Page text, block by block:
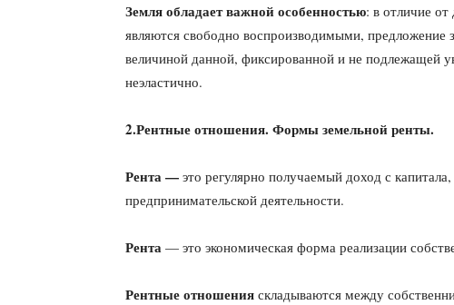
Земля обладает важной особенностью: в отличие
являются свободно воспроизво­димыми, предложение
величиной данной, фиксированной и не подлежащей
неэластично.
2.Рентные отношения. Формы земельной ренты.
Рента — это регулярно получаемый доход с
предпринимательской деятельности.
Рента — это экономическая форма реализации
Рентные отношения складываются между